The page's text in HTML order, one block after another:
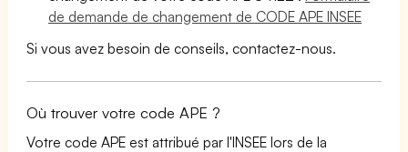
de demande de changement de CODE APE INSEE
Si vous avez besoin de conseils, contactez-nous.
Où trouver votre code APE ?
Votre code APE est attribué par l'INSEE lors de la